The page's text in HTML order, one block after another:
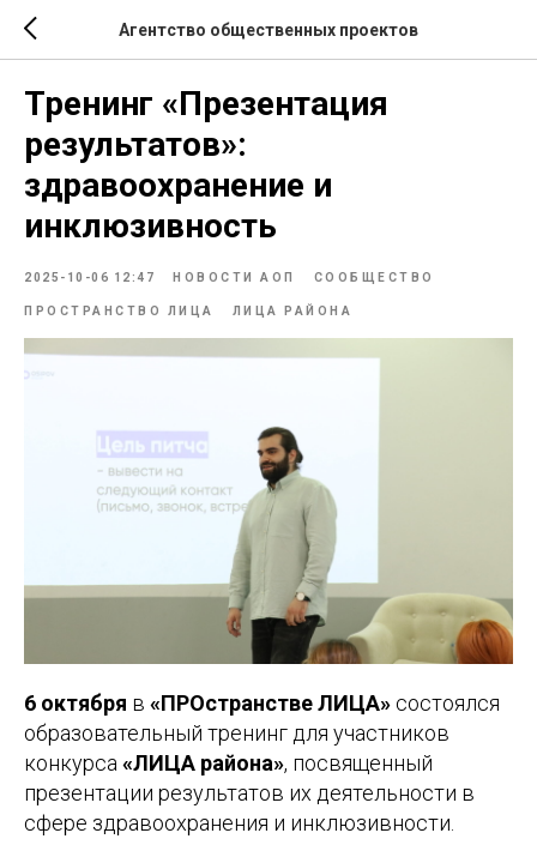
Агентство общественных проектов
Тренинг «Презентация
результатов»:
здравоохранение и
инклюзивность
2025-10-06 12:47 НОВОСТИ АОП СООБЩЕСТВО
ПРОСТРАНСТВО ЛИЦА ЛИЦА РАЙОНА
6 октября в «ПРОстранстве ЛИЦА» состоялся
образовательный тренинг для участников
конкурса «ЛИЦА района», посвященный
презентации результатов их деятельности в
сфере здравоохранения и инклюзивности.